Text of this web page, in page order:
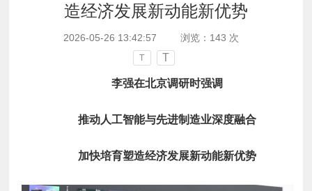
造经济发展新动能新优势
2026-05-26 13:42:57 浏览： 143 次
T T
李强在北京调研时强调
推动人工智能与先进制造业深度融合
加快培育塑造经济发展新动能新优势